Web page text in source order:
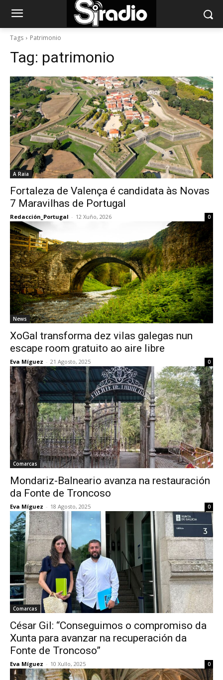
Tags Patrimonio
Tag: patrimonio
A Raia
Fortaleza de Valença é candidata às Novas
7 Maravilhas de Portugal
Redacción_Portugal - 12 Xuño, 2026 0
News
XoGal transforma dez vilas galegas nun
escape room gratuito ao aire libre
Eva Míguez - 21 Agosto, 2025 0
Comarcas
Mondariz-Balneario avanza na restauración
da Fonte de Troncoso
Eva Míguez - 18 Agosto, 2025 0
Comarcas
César Gil: “Conseguimos o compromiso da
Xunta para avanzar na recuperación da
Fonte de Troncoso”
Eva Míguez - 10 Xullo, 2025 0